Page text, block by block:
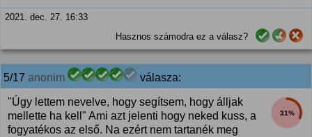
2021. dec. 27. 16:33
Hasznos számodra ez a válasz?
5/17 anonim válasza:
31%
"Úgy lettem nevelve, hogy segítsem, hogy álljak
mellette ha kell" Ami azt jelenti hogy neked kuss, a
fogyatékos az első. Na ezért nem tartanék meg